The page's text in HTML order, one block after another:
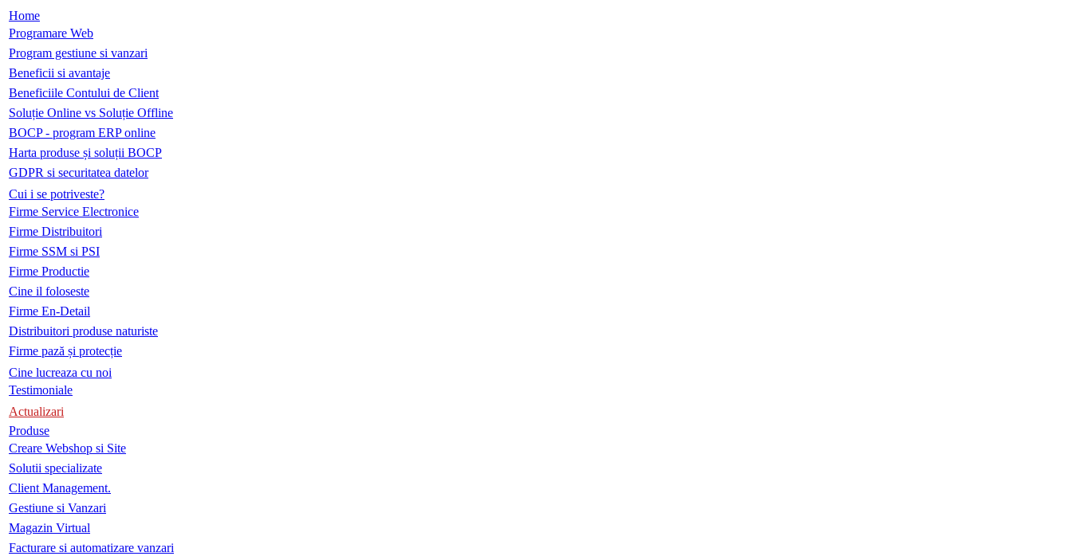
Home
Programare Web
Program gestiune si vanzari
Beneficii si avantaje
Beneficiile Contului de Client
Soluție Online vs Soluție Offline
BOCP - program ERP online
Harta produse și soluții BOCP
GDPR si securitatea datelor
Cui i se potriveste?
Firme Service Electronice
Firme Distribuitori
Firme SSM si PSI
Firme Productie
Cine il foloseste
Firme En-Detail
Distribuitori produse naturiste
Firme pază și protecție
Cine lucreaza cu noi
Testimoniale
Actualizari
Produse
Creare Webshop si Site
Solutii specializate
Client Management.
Gestiune si Vanzari
Magazin Virtual
Facturare si automatizare vanzari